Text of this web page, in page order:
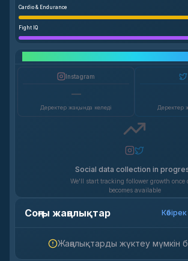
Cardio & Endurance
Fight IQ
Instagram
—
Деректер жақында келеді Деректер
Social data collection in
We'll start tracking follower growth once
becomes available
Соңғы жаңалықтар
Жаңалықтарды жүктеу мүмкін